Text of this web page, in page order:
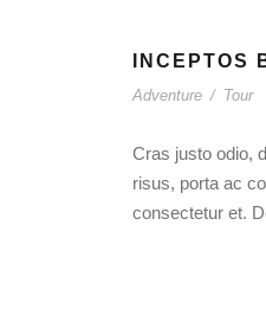
INCEPTOS
Adventure / Tour
Cras justo odio,
risus, porta ac
consectetur et.